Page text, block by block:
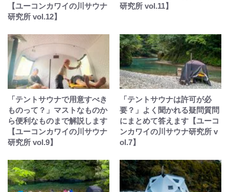
【ユーコンカワイの川サウナ
研究所 vol.12】
研究所 vol.11】
「テントサウナで用意すべき
ものって？」マストなものか
ら便利なものまで解説します
【ユーコンカワイの川サウナ
研究所 vol.9】
「テントサウナは許可が必
要？」よく聞かれる疑問質問
にまとめて答えます【ユーコ
ンカワイの川サウナ研究所 v
ol.7】